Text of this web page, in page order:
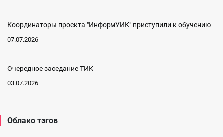
Координаторы проекта "ИнформУИК" приступили к обучению
07.07.2026
Очередное заседание ТИК
03.07.2026
Облако тэгов